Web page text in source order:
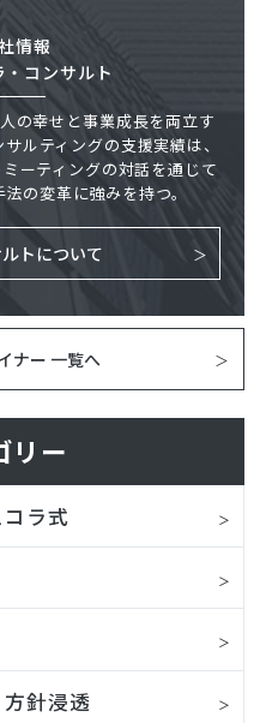
情報
コンサルト
の幸せと事業成長を両立す
ルティングの支援実績は、
ーティングの対話を通じて
の変革に強みを持つ。
トについて
ナー 一覧へ
リー
ラ式
針浸透